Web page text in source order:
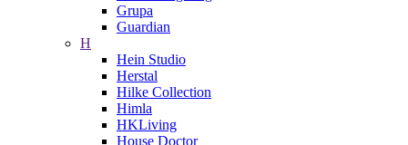
Grupa
Guardian
H
Hein Studio
Herstal
Hilke Collection
Himla
HKLiving
House Doctor